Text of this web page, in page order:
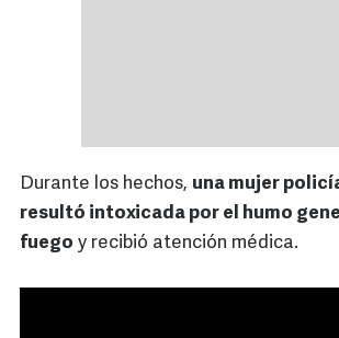
Durante los hechos, una mujer
resultó intoxicada por el humo
fuego y recibió atención médica.